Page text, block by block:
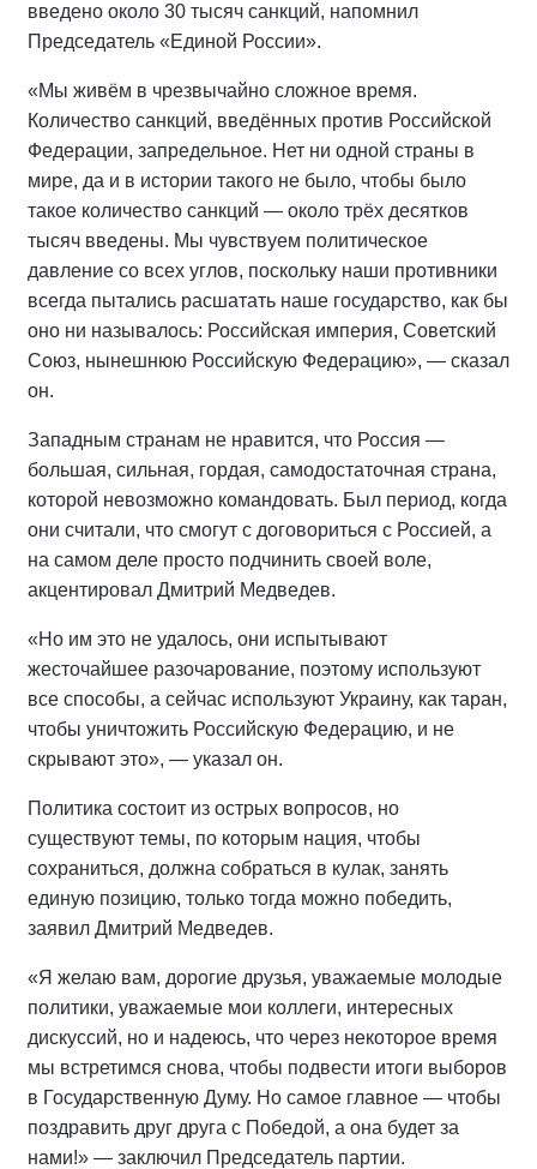
введено около 30 тысяч санкций, напомнил
Председатель «Единой России».
«Мы живём в чрезвычайно сложное время.
Количество санкций, введённых против Российской
Федерации, запредельное. Нет ни одной страны в
мире, да и в истории такого не было, чтобы было
такое количество санкций — около трёх десятков
тысяч введены. Мы чувствуем политическое
давление со всех углов, поскольку наши противники
всегда пытались расшатать наше государство, как бы
оно ни называлось: Российская империя, Советский
Союз, нынешнюю Российскую Федерацию», — сказал
он.
Западным странам не нравится, что Россия —
большая, сильная, гордая, самодостаточная страна,
которой невозможно командовать. Был период, когда
они считали, что смогут с договориться с Россией, а
на самом деле просто подчинить своей воле,
акцентировал Дмитрий Медведев.
«Но им это не удалось, они испытывают
жесточайшее разочарование, поэтому используют
все способы, а сейчас используют Украину, как таран,
чтобы уничтожить Российскую Федерацию, и не
скрывают это», — указал он.
Политика состоит из острых вопросов, но
существуют темы, по которым нация, чтобы
сохраниться, должна собраться в кулак, занять
единую позицию, только тогда можно победить,
заявил Дмитрий Медведев.
«Я желаю вам, дорогие друзья, уважаемые молодые
политики, уважаемые мои коллеги, интересных
дискуссий, но и надеюсь, что через некоторое время
мы встретимся снова, чтобы подвести итоги выборов
в Государственную Думу. Но самое главное — чтобы
поздравить друг друга с Победой, а она будет за
нами!» — заключил Председатель партии.